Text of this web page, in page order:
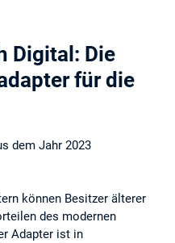
Digital: Die
für die
dem Jahr 2023
können Besitzer älterer
des modernen
Adapter ist in